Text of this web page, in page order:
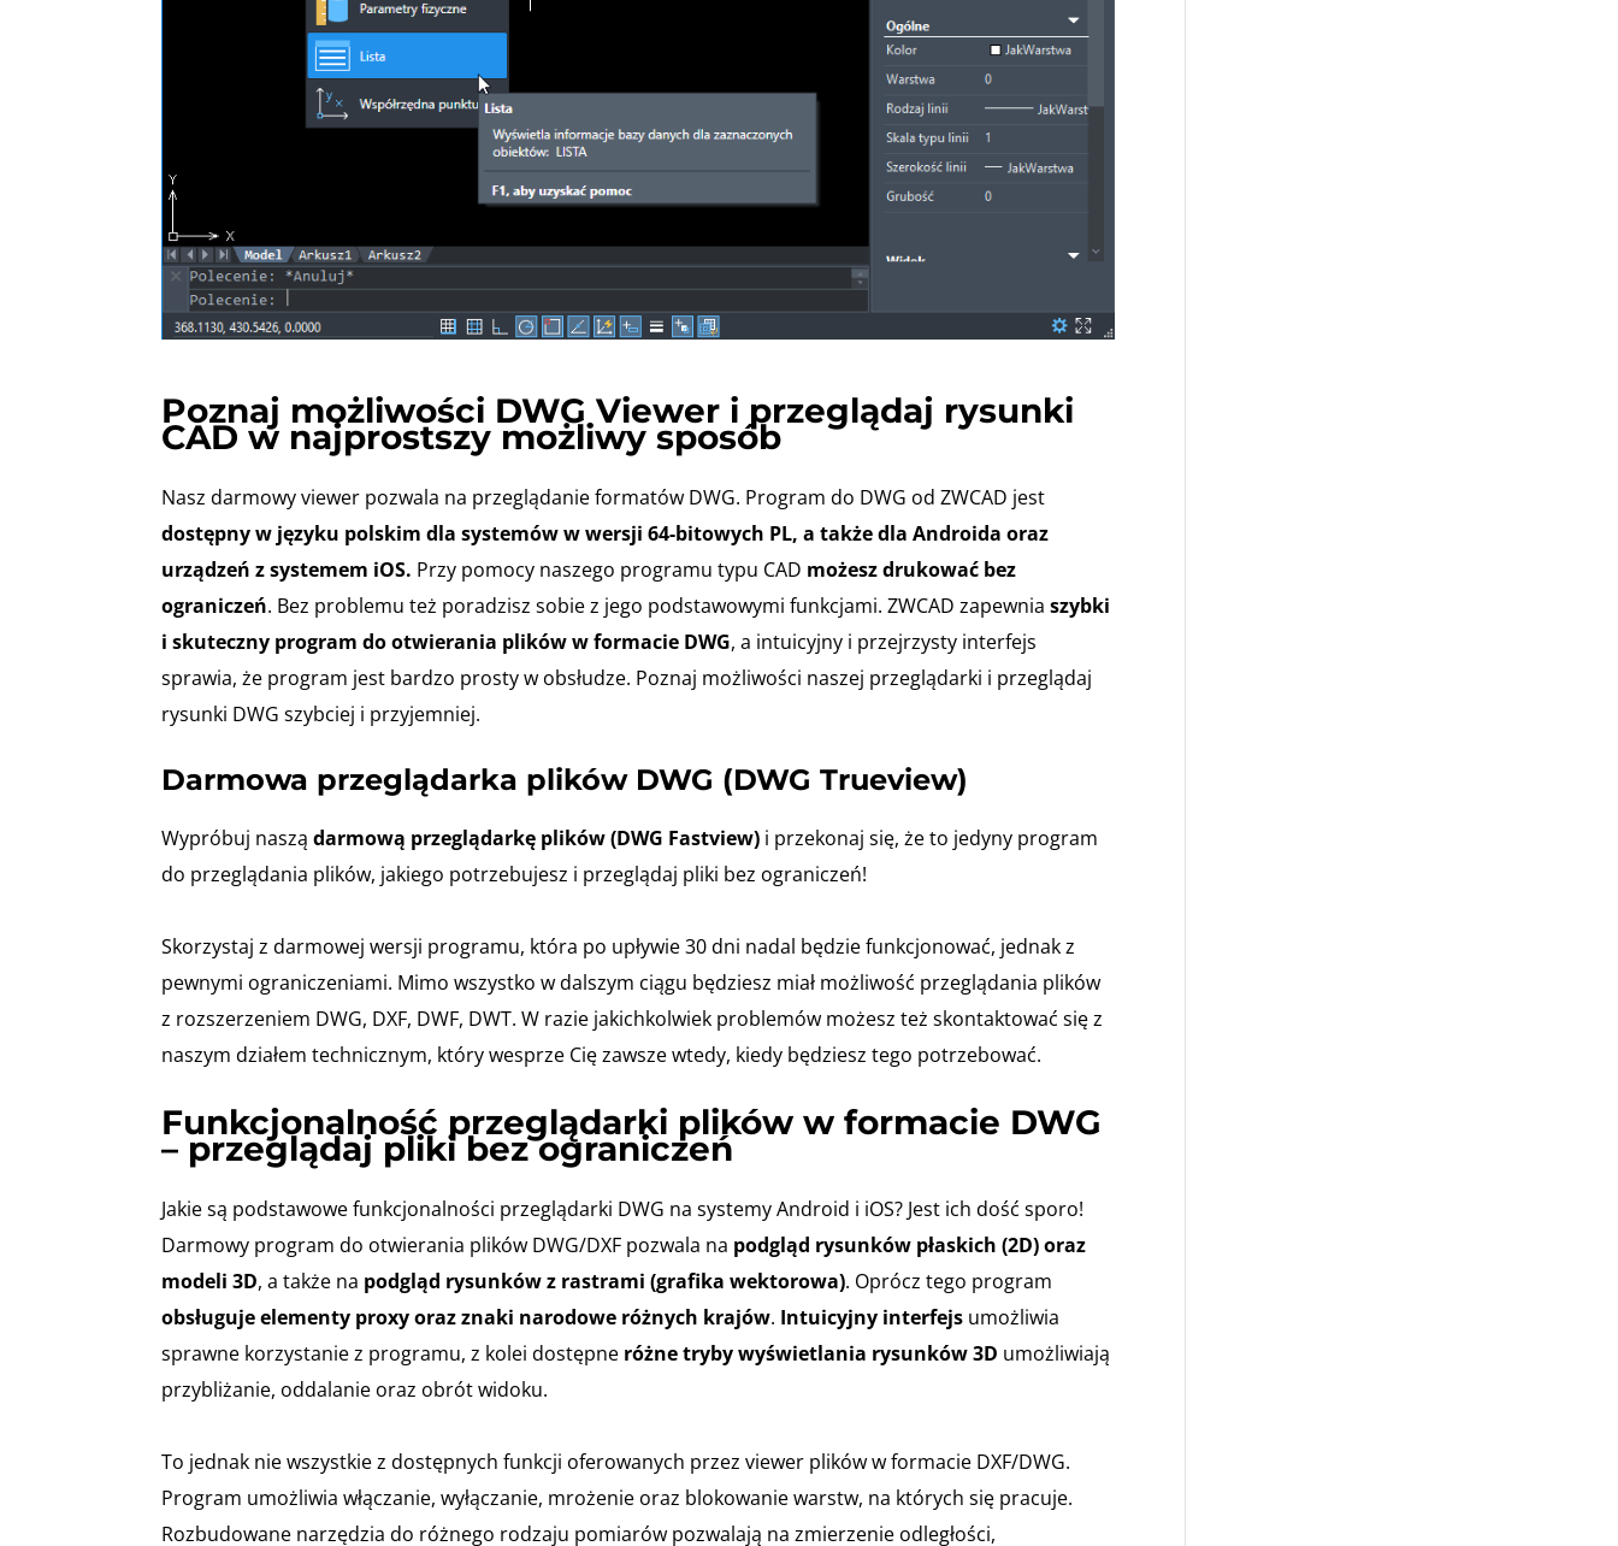
Poznaj możliwości DWG Viewer i przeglądaj rysunki
CAD w najprostszy możliwy sposób
Nasz darmowy viewer pozwala na przeglądanie formatów DWG. Program do DWG od ZWCAD jest
dostępny w języku polskim dla systemów w wersji 64-bitowych PL, a także dla Androida oraz
urządzeń z systemem iOS. Przy pomocy naszego programu typu CAD możesz drukować bez
ograniczeń. Bez problemu też poradzisz sobie z jego podstawowymi funkcjami. ZWCAD zapewnia szybki
i skuteczny program do otwierania plików w formacie DWG, a intuicyjny i przejrzysty interfejs
sprawia, że program jest bardzo prosty w obsłudze. Poznaj możliwości naszej przeglądarki i przeglądaj
rysunki DWG szybciej i przyjemniej.
Darmowa przeglądarka plików DWG (DWG Trueview)
Wypróbuj nasządarmową przeglądarkę plików (DWG Fastview) i przekonaj się, że to jedyny program
do przeglądania plików, jakiego potrzebujesz i przeglądaj pliki bez ograniczeń!
Skorzystaj z darmowej wersji programu, która po upływie 30 dni nadal będzie funkcjonować, jednak z
pewnymi ograniczeniami. Mimo wszystko w dalszym ciągu będziesz miał możliwość przeglądania plików
z rozszerzeniem DWG, DXF, DWF, DWT. W razie jakichkolwiek problemów możesz też skontaktować się z
naszym działem technicznym, który wesprze Cię zawsze wtedy, kiedy będziesz tego potrzebować.
Funkcjonalność przeglądarki plików w formacie DWG
– przeglądaj pliki bez ograniczeń
Jakie są podstawowe funkcjonalności przeglądarki DWG na systemy Android i iOS? Jest ich dość sporo!
Darmowy program do otwierania plików DWG/DXF pozwala na podgląd rysunków płaskich (2D) oraz
modeli 3D, a także na podgląd rysunków z rastrami (grafika wektorowa). Oprócz tego program
obsługuje elementy proxy oraz znaki narodowe różnych krajów. Intuicyjny interfejs umożliwia
sprawne korzystanie z programu, z kolei dostępne różne tryby wyświetlania rysunków 3D umożliwiają
przybliżanie, oddalanie oraz obrót widoku.
To jednak nie wszystkie z dostępnych funkcji oferowanych przez viewer plików w formacie DXF/DWG.
Program umożliwia włączanie, wyłączanie, mrożenie oraz blokowanie warstw, na których się pracuje.
Rozbudowane narzędzia do różnego rodzaju pomiarów pozwalają na zmierzenie odległości,